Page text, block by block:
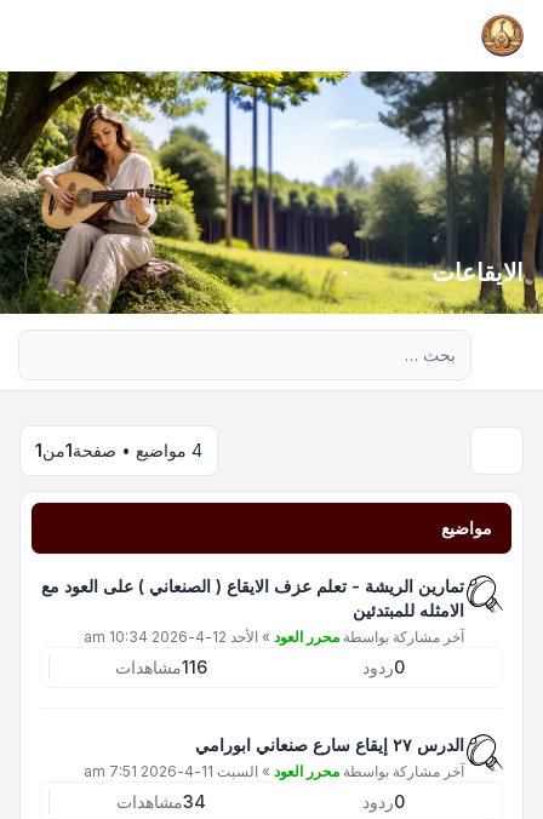
الايقاعات
4 مواضيع • صفحة 1من1
مواضيع
تمارين الريشة - تعلم عزف الايقاع ( الصنعاني ) على العود مع
الامثله للمبتدئين
آخر مشاركة بواسطة محرر العود » الأحد 12-4-2026 10:34 am
0ردود 116مشاهدات
الدرس ٢٧ إيقاع سارع صنعاني ابورامي
آخر مشاركة بواسطة محرر العود » السبت 11-4-2026 7:51 am
0ردود 34مشاهدات